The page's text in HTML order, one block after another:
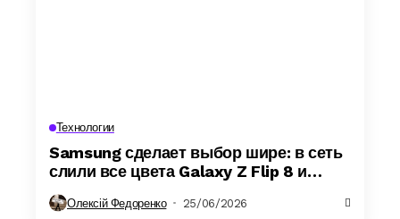
Технологии
Samsung сделает выбор шире: в сеть
слили все цвета Galaxy Z Flip 8 и
Galaxy Z Fold 8
Олексій Федоренко 25/06/2026